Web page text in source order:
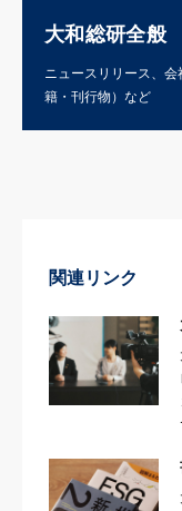
大和総研全般
ニュースリリース、
籍・刊行物）など
関連リンク